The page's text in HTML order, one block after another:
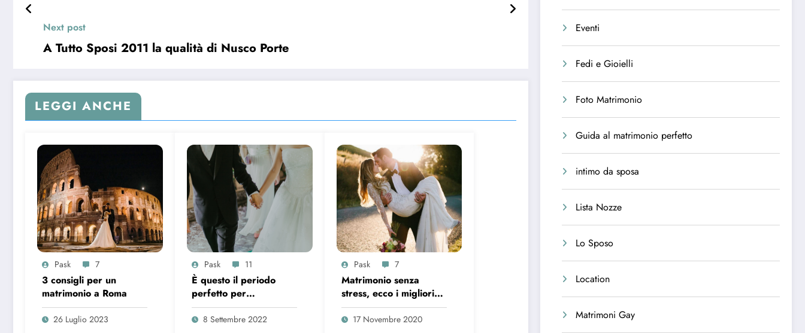
Next post
A Tutto Sposi 2011 la qualità di Nusco Porte
LEGGI ANCHE
Pask 7
3 consigli per un
matrimonio a Roma
26 Luglio 2023
Pask 11
È questo il periodo
perfetto per
organizzare le proprie
nozze?
8 Settembre 2022
Pask 7
Matrimonio senza
stress, ecco i migliori
consigli da seguire
17 Novembre 2020
Eventi
Fedi e Gioielli
Foto Matrimonio
Guida al matrimonio perfetto
intimo da sposa
Lista Nozze
Lo Sposo
Location
Matrimoni Gay